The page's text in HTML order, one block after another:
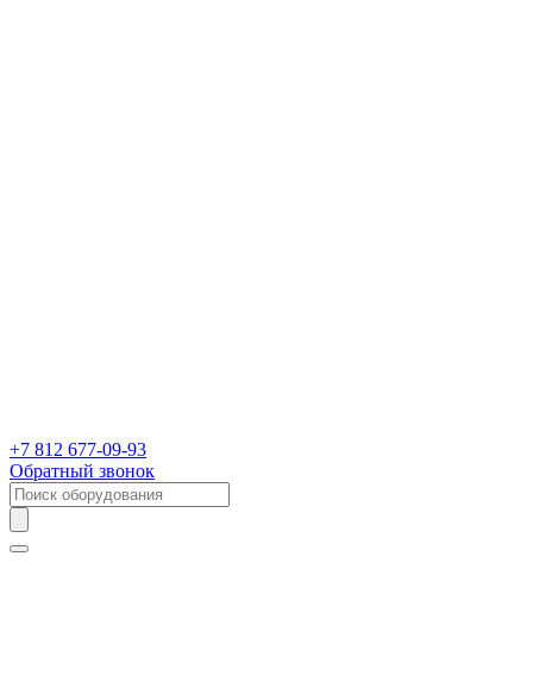
+7 812 677-09-93
Обратный звонок